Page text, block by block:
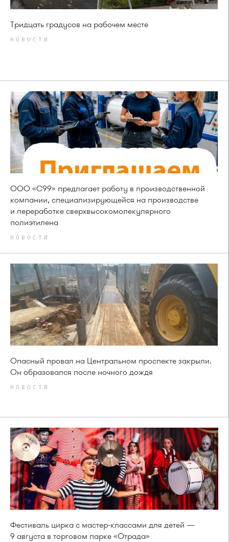
Тридцать градусов на рабочем месте
НОВОСТИ
ООО «С99» предлагает работу в производственной
компании, специализирующейся на производстве
и переработке сверхвысокомолекулярного
полиэтилена
НОВОСТИ
Опасный провал на Центральном проспекте закрыли.
Он образовался после ночного дождя
НОВОСТИ
Фестиваль цирка с мастер-классами для детей —
9 августа в торговом парке «Отрада»